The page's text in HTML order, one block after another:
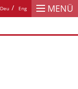
MENÜ
Deu Eng